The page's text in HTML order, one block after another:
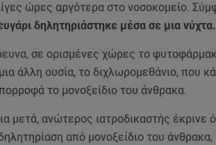
ώρες αργότερα στο νοσοκομείο.
δηλητηριάστηκε μέσα σε μια νύχτα.
σε ορισμένες χώρες το
άλλη ουσία, το διχλωρομεθάνιο, που
το μονοξείδιο του άνθρακα.
μετά, ανώτερος ιατροδικαστής έκρινε
από μονοξείδιο του